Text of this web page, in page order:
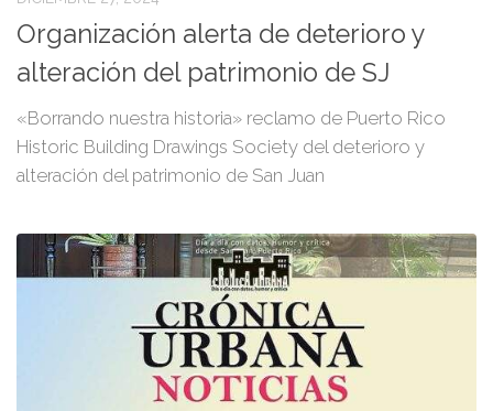
Organización alerta de deterioro y
alteración del patrimonio de SJ
«Borrando nuestra historia» reclamo de Puerto Rico
Historic Building Drawings Society del deterioro y
alteración del patrimonio de San Juan